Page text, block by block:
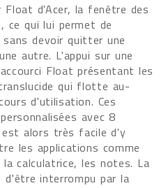
d'Acer, la fenêtre des
ce qui lui permet de
devoir quitter une
autre. L'appui sur une
Float présentant les
qui flotte au-
d'utilisation. Ces
avec 8
alors très facile d'y
les applications comme
calculatrice, les notes. La
interrompu par la